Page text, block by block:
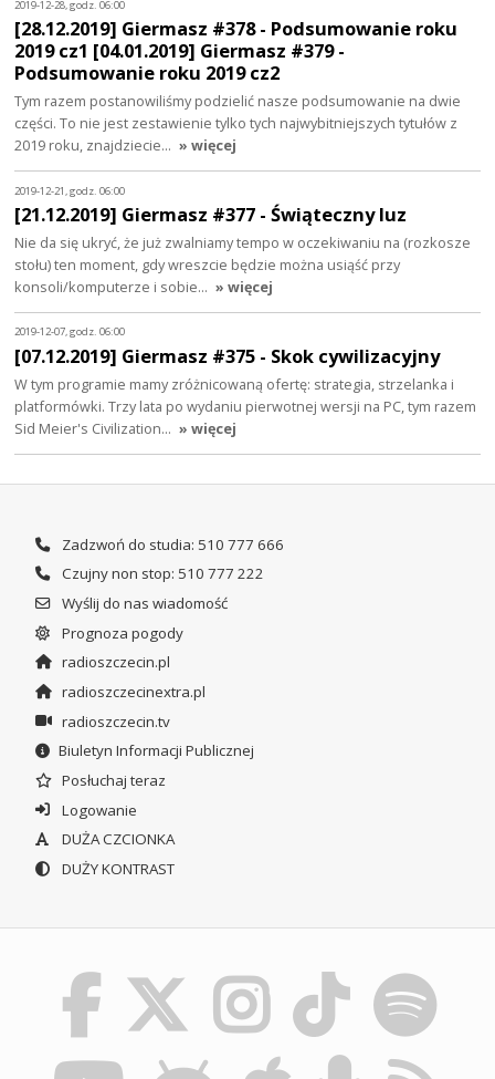
2019-12-28, godz. 06:00
[28.12.2019] Giermasz #378 - Podsumowanie roku
2019 cz1 [04.01.2019] Giermasz #379 -
Podsumowanie roku 2019 cz2
Tym razem postanowiliśmy podzielić nasze podsumowanie na dwie
części. To nie jest zestawienie tylko tych najwybitniejszych tytułów z
2019 roku, znajdziecie… » więcej
2019-12-21, godz. 06:00
[21.12.2019] Giermasz #377 - Świąteczny luz
Nie da się ukryć, że już zwalniamy tempo w oczekiwaniu na (rozkosze
stołu) ten moment, gdy wreszcie będzie można usiąść przy
konsoli/komputerze i sobie… » więcej
2019-12-07, godz. 06:00
[07.12.2019] Giermasz #375 - Skok cywilizacyjny
W tym programie mamy zróżnicowaną ofertę: strategia, strzelanka i
platformówki. Trzy lata po wydaniu pierwotnej wersji na PC, tym razem
Sid Meier's Civilization… » więcej
Zadzwoń do studia: 510 777 666
Czujny non stop: 510 777 222
Wyślij do nas wiadomość
Prognoza pogody
radioszczecin.pl
radioszczecinextra.pl
radioszczecin.tv
Biuletyn Informacji Publicznej
Posłuchaj teraz
Logowanie
DUŻA CZCIONKA
DUŻY KONTRAST